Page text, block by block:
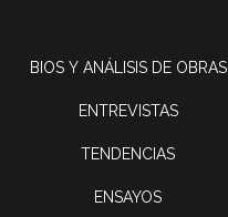
BIOS Y ANÁLISIS DE OBRAS
ENTREVISTAS
TENDENCIAS
ENSAYOS